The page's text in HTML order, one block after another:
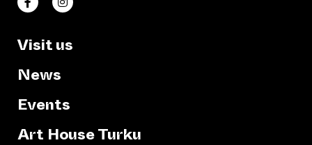
Taiteen talo Facebookissa
(opens an external website)
Taiteen talo Instagramissa
(opens an external website)
Visit us
News
Events
Art House Turku